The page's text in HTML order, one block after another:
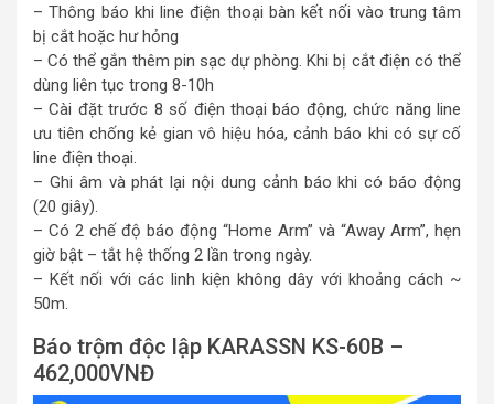
– Thông báo khi line điện thoại bàn kết nối vào trung tâm
bị cắt hoặc hư hỏng
– Có thể gắn thêm pin sạc dự phòng. Khi bị cắt điện có thể
dùng liên tục trong 8-10h
– Cài đặt trước 8 số điện thoại báo động, chức năng line
ưu tiên chống kẻ gian vô hiệu hóa, cảnh báo khi có sự cố
line điện thoại.
– Ghi âm và phát lại nội dung cảnh báo khi có báo động
(20 giây).
– Có 2 chế độ báo động “Home Arm” và “Away Arm”, hẹn
giờ bật – tắt hệ thống 2 lần trong ngày.
– Kết nối với các linh kiện không dây với khoảng cách ~
50m.
Báo trộm độc lập KARASSN KS-60B –
462,000VNĐ